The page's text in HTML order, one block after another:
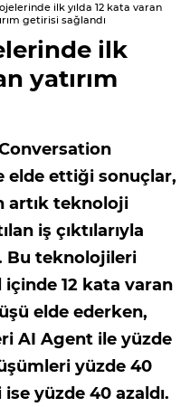
ilk yılda 12 kata varan
getirisi sağlandı
ilk
yatırım
elde ettiği sonuçlar,
artık teknoloji
iş çıktılarıyla
Bu teknolojileri
12 kata varan
elde ederken,
AI Agent ile yüzde
yüzde 40
yüzde 40 azaldı.